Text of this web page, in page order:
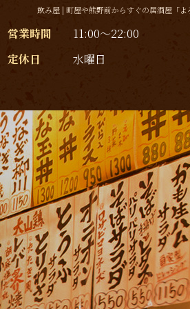
飲み屋 | 町屋や熊野前からすぐの居酒屋「よ
営業時間
11:00～22:00
定休日
水曜日